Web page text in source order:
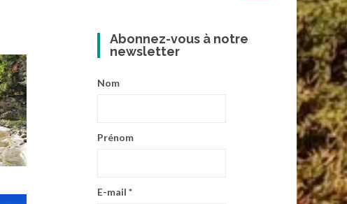
Abonnez-vous à notre
newsletter
Nom
Prénom
E-mail *